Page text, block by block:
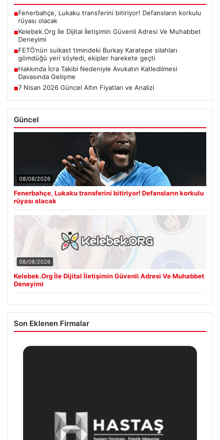
■Fenerbahçe, Lukaku transferini bitiriyor! Defansların korkulu
rüyası olacak
■Kelebek.Org İle Dijital İletişimin Güvenli Adresi Ve Muhabbet
Deneyimi
■FETÖ’nün suikast timindeki Burkay Karatepe silahları
gömdüğü yeri söyledi, ekipler harekete geçti
■Hakkında İcra Takibi Nedeniyle Avukatın Katledilmesi
Davasında Gelişme
■7 Nisan 2026 Güncel Altın Fiyatları ve Analizi
Güncel
08/08/2026
Fenerbahçe, Lukaku transferini bitiriyor! Defansların korkulu
rüyası olacak
08/08/2026
Kelebek.Org İle Dijital İletişimin Güvenli Adresi Ve Muhabbet
Deneyimi
Son Eklenen Firmalar